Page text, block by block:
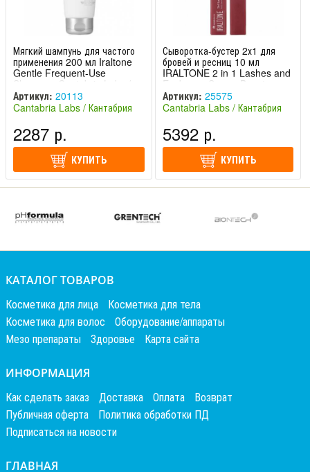
Мягкий шампунь для частого
применения 200 мл Iraltone
Gentle Frequent-Use
Shampoo Cantabria Labs /
Кантабрия Лабс
Артикул: 20113
Cantabria Labs / Кантабрия
2287 р.
КУПИТЬ
Сыворотка-бустер 2х1 для
бровей и ресниц 10 мл
IRALTONE 2 in 1 Lashes and
Eyebrows Serum Booster
Cantabria Labs / Кантабрия
Лабс
Артикул: 25575
Cantabria Labs / Кантабрия
5392 р.
КУПИТЬ
КАТАЛОГ ТОВАРОВ
Косметика для лица
Косметика для тела
Косметика для волос
Оборудование/аппараты
Мезо препараты
Здоровье Карта сайта
ИНФОРМАЦИЯ
Как сделать заказ Доставка Оплата
Возврат
Публичная оферта
Политика обработки ПД
Подписаться на новости
ГЛАВНАЯ